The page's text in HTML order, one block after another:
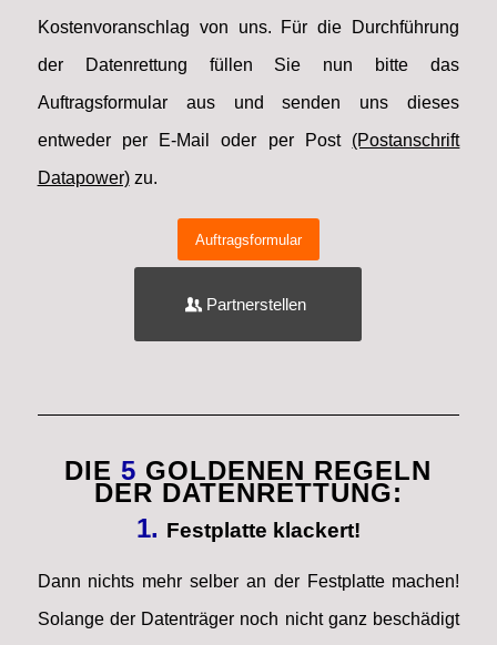
Kostenvoranschlag von uns. Für die Durchführung
der Datenrettung füllen Sie nun bitte das
Auftragsformular aus und senden uns dieses
entweder per E-Mail oder per Post (Postanschrift
Datapower)zu.
Auftragsformular
Partnerstellen
DIE5 GOLDENEN REGELN
DER DATENRETTUNG:
1. Festplatte klackert!
Dann nichts mehr selber an der Festplatte machen!
Solange der Datenträger noch nicht ganz beschädigt